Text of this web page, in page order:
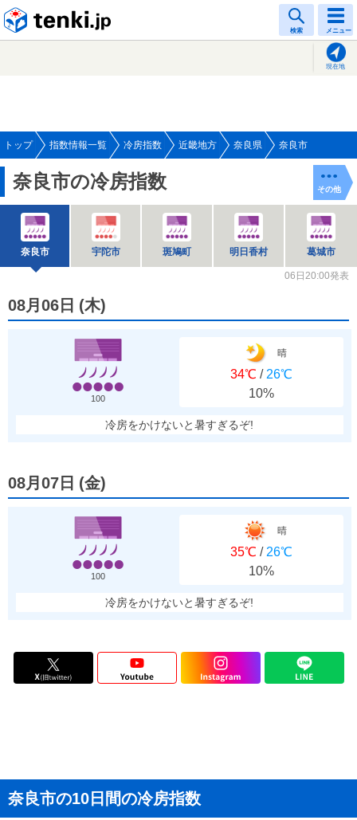
検索 メニュー
現在地
トップ 指数情報一覧 冷房指数 近畿地方 奈良県 奈良市
奈良市の冷房指数
奈良市 宇陀市 斑鳩町 明日香村 葛城市
その他
06日20:00発表
08月06日 (木)
100
晴
34℃ / 26℃
10%
冷房をかけないと暑すぎるぞ!
08月07日 (金)
100
晴
35℃ / 26℃
10%
冷房をかけないと暑すぎるぞ!
奈良市の10日間の冷房指数